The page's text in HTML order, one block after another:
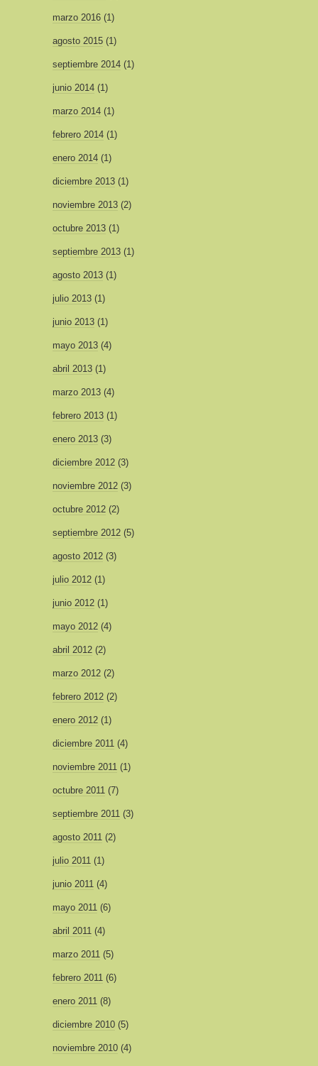
marzo 2016 (1)
agosto 2015 (1)
septiembre 2014 (1)
junio 2014 (1)
marzo 2014 (1)
febrero 2014 (1)
enero 2014 (1)
diciembre 2013 (1)
noviembre 2013 (2)
octubre 2013 (1)
septiembre 2013 (1)
agosto 2013 (1)
julio 2013 (1)
junio 2013 (1)
mayo 2013 (4)
abril 2013 (1)
marzo 2013 (4)
febrero 2013 (1)
enero 2013 (3)
diciembre 2012 (3)
noviembre 2012 (3)
octubre 2012 (2)
septiembre 2012 (5)
agosto 2012 (3)
julio 2012 (1)
junio 2012 (1)
mayo 2012 (4)
abril 2012 (2)
marzo 2012 (2)
febrero 2012 (2)
enero 2012 (1)
diciembre 2011 (4)
noviembre 2011 (1)
octubre 2011 (7)
septiembre 2011 (3)
agosto 2011 (2)
julio 2011 (1)
junio 2011 (4)
mayo 2011 (6)
abril 2011 (4)
marzo 2011 (5)
febrero 2011 (6)
enero 2011 (8)
diciembre 2010 (5)
noviembre 2010 (4)